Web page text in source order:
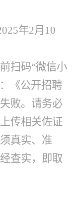
年2月10
扫码“微信小
《公开招聘
败。请务必
传相关佐证
真实、准
查实，即取